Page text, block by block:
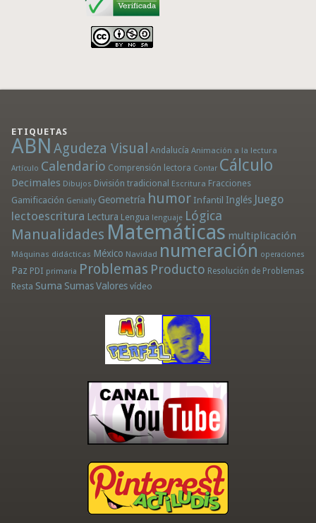
ETIQUETAS
ABN Agudeza Visual Andalucía Animación a la lectura
Artículo Calendario Comprensión lectora Contar Cálculo
Decimales Dibujos División tradicional Escritura Fracciones
Gamificación Genially Geometría humor Infantil Inglés Juego
lectoescritura Lectura Lengua lenguaje Lógica
Manualidades Matemáticas multiplicación
Máquinas didácticas México Navidad numeración operaciones
Paz PDI primaria Problemas Producto Resolución de Problemas
Resta Suma Sumas Valores vídeo